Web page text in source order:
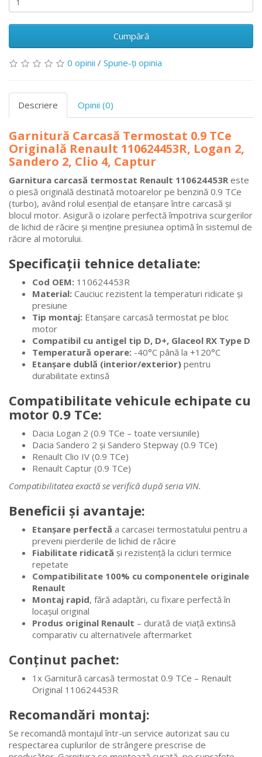
Cumpără
0 opinii / Spune-ţi opinia
Descriere Opinii (0)
Garnitură Carcasă Termostat 0.9 TCe
Originală Renault 110624453R, Logan 2,
Sandero 2, Clio 4, Captur
Garnitura carcasă termostat Renault 110624453R este
o piesă originală destinată motoarelor pe benzină 0.9 TCe
(turbo), având rolul esențial de etanșare între carcasă și
blocul motor. Asigură o izolare perfectă împotriva scurgerilor
de lichid de răcire și menține presiunea optimă în sistemul de
răcire al motorului.
Specificații tehnice detaliate:
Cod OEM: 110624453R
Material: Cauciuc rezistent la temperaturi ridicate și
presiune
Tip montaj: Etanșare carcasă termostat pe bloc
motor
Compatibil cu antigel tip D, D+, Glaceol RX Type D
Temperatură operare: -40°C până la +120°C
Etanșare dublă (interior/exterior) pentru
durabilitate extinsă
Compatibilitate vehicule echipate cu
motor 0.9 TCe:
Dacia Logan 2 (0.9 TCe – toate versiunile)
Dacia Sandero 2 și Sandero Stepway (0.9 TCe)
Renault Clio IV (0.9 TCe)
Renault Captur (0.9 TCe)
Compatibilitatea exactă se verifică după seria VIN.
Beneficii și avantaje:
Etanșare perfectă a carcasei termostatului pentru a
preveni pierderile de lichid de răcire
Fiabilitate ridicată și rezistență la cicluri termice
repetate
Compatibilitate 100% cu componentele originale
Renault
Montaj rapid, fără adaptări, cu fixare perfectă în
locașul original
Produs original Renault – durată de viață extinsă
comparativ cu alternativele aftermarket
Conținut pachet:
1x Garnitură carcasă termostat 0.9 TCe – Renault
Original 110624453R
Recomandări montaj:
Se recomandă montajul într-un service autorizat sau cu
respectarea cuplurilor de strângere prescrise de